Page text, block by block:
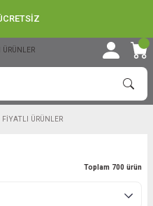
FİYATLI ÜRÜNLER
Toplam 700 ürün